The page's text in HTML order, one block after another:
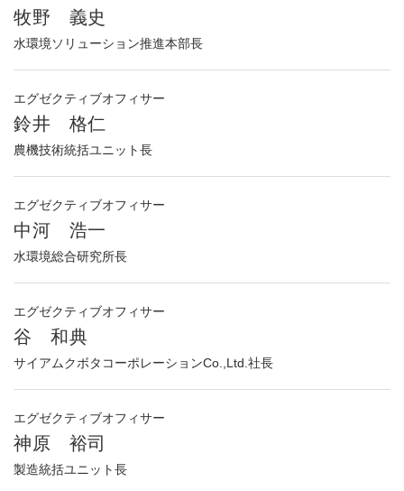
牧野 義史
水環境ソリューション推進本部長
エグゼクティブオフィサー
鈴井 格仁
農機技術統括ユニット長
エグゼクティブオフィサー
中河 浩一
水環境総合研究所長
エグゼクティブオフィサー
谷 和典
サイアムクボタコーポレーションCo.,Ltd.社長
エグゼクティブオフィサー
神原 裕司
製造統括ユニット長